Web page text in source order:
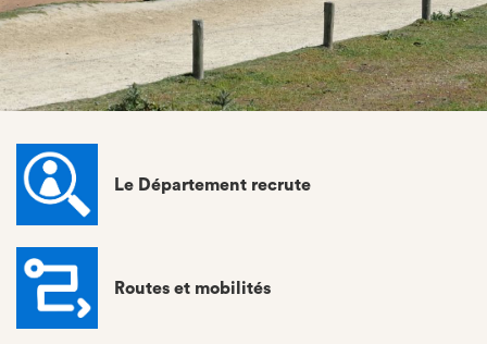
Le Département recrute
Routes et mobilités